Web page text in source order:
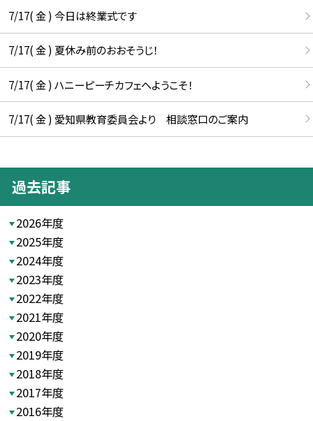
7/17( 金 ) 今日は終業式です
7/17( 金 ) 夏休み前のおおそうじ！
7/17( 金 ) ハニーピーチカフェへようこそ！
7/17( 金 ) 愛知県教育委員会より 相談窓口のご案内
過去記事
2026年度
2025年度
2024年度
2023年度
2022年度
2021年度
2020年度
2019年度
2018年度
2017年度
2016年度